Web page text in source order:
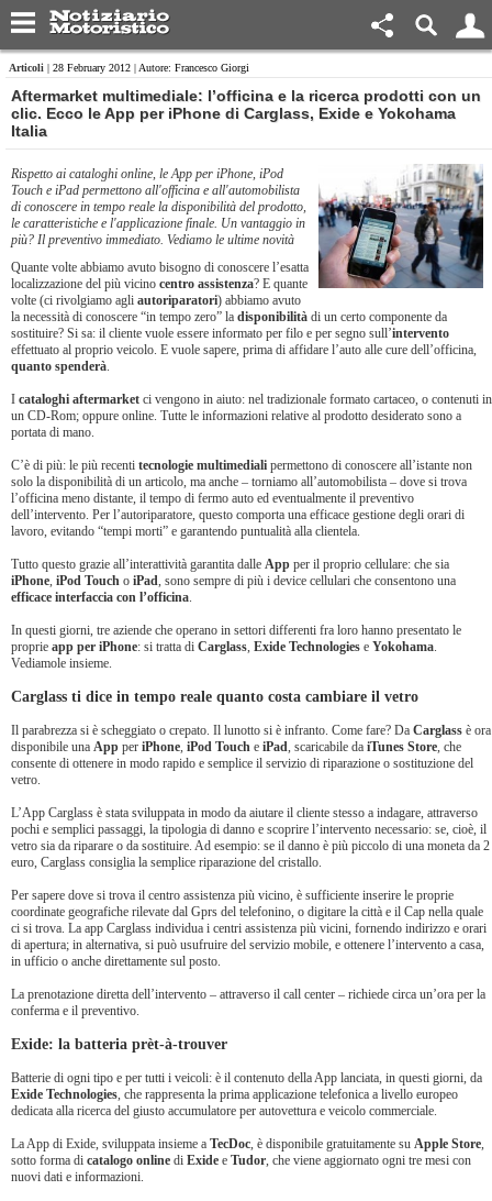
Articoli | 28 February 2012 | Autore: Francesco Giorgi
Aftermarket multimediale: l’officina e la ricerca prodotti con un
clic. Ecco le App per iPhone di Carglass, Exide e Yokohama
Italia
Rispetto ai cataloghi online, le App per iPhone, iPod
Touch e iPad permettono all'officina e all'automobilista
di conoscere in tempo reale la disponibilità del prodotto,
le caratteristiche e l'applicazione finale. Un vantaggio in
più? Il preventivo immediato. Vediamo le ultime novità
Quante volte abbiamo avuto bisogno di conoscere l’esatta
localizzazione del più vicino centro assistenza? E quante
volte (ci rivolgiamo agli autoriparatori) abbiamo avuto
la necessità di conoscere “in tempo zero” la disponibilità di un certo componente da
sostituire? Si sa: il cliente vuole essere informato per filo e per segno sull’intervento
effettuato al proprio veicolo. E vuole sapere, prima di affidare l’auto alle cure dell’officina,
quanto spenderà.
I cataloghi aftermarket ci vengono in aiuto: nel tradizionale formato cartaceo, o contenuti in
un CD-Rom; oppure online. Tutte le informazioni relative al prodotto desiderato sono a
portata di mano.
C’è di più: le più recenti tecnologie multimediali permettono di conoscere all’istante non
solo la disponibilità di un articolo, ma anche – torniamo all’automobilista – dove si trova
l’officina meno distante, il tempo di fermo auto ed eventualmente il preventivo
dell’intervento. Per l’autoriparatore, questo comporta una efficace gestione degli orari di
lavoro, evitando “tempi morti” e garantendo puntualità alla clientela.
Tutto questo grazie all’interattività garantita dalle App per il proprio cellulare: che sia
iPhone, iPod Touch o iPad, sono sempre di più i device cellulari che consentono una
efficace interfaccia con l’officina.
In questi giorni, tre aziende che operano in settori differenti fra loro hanno presentato le
proprie app per iPhone: si tratta di Carglass, Exide Technologies e Yokohama.
Vediamole insieme.
Carglass ti dice in tempo reale quanto costa cambiare il vetro
Il parabrezza si è scheggiato o crepato. Il lunotto si è infranto. Come fare? Da Carglass è ora
disponibile una App per iPhone, iPod Touch e iPad, scaricabile da iTunes Store, che
consente di ottenere in modo rapido e semplice il servizio di riparazione o sostituzione del
vetro.
L’App Carglass è stata sviluppata in modo da aiutare il cliente stesso a indagare, attraverso
pochi e semplici passaggi, la tipologia di danno e scoprire l’intervento necessario: se, cioè, il
vetro sia da riparare o da sostituire. Ad esempio: se il danno è più piccolo di una moneta da 2
euro, Carglass consiglia la semplice riparazione del cristallo.
Per sapere dove si trova il centro assistenza più vicino, è sufficiente inserire le proprie
coordinate geografiche rilevate dal Gprs del telefonino, o digitare la città e il Cap nella quale
ci si trova. La app Carglass individua i centri assistenza più vicini, fornendo indirizzo e orari
di apertura; in alternativa, si può usufruire del servizio mobile, e ottenere l’intervento a casa,
in ufficio o anche direttamente sul posto.
La prenotazione diretta dell’intervento – attraverso il call center – richiede circa un’ora per la
conferma e il preventivo.
Exide: la batteria prèt-à-trouver
Batterie di ogni tipo e per tutti i veicoli: è il contenuto della App lanciata, in questi giorni, da
Exide Technologies, che rappresenta la prima applicazione telefonica a livello europeo
dedicata alla ricerca del giusto accumulatore per autovettura e veicolo commerciale.
La App di Exide, sviluppata insieme a TecDoc, è disponibile gratuitamente su Apple Store,
sotto forma di catalogo online di Exide e Tudor, che viene aggiornato ogni tre mesi con
nuovi dati e informazioni.